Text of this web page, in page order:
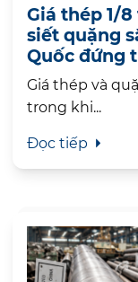
Giá thép 1/
siết quặng
Quốc đứng
Giá thép và
trong khi...
Đọc tiếp